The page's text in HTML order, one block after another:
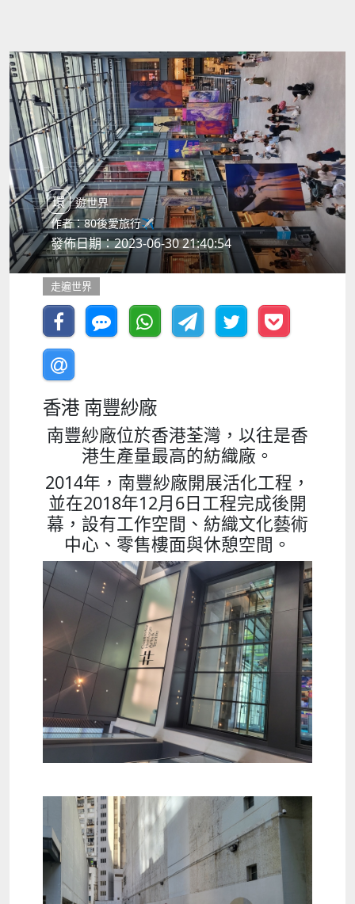
環遊世界
作者：80後愛旅行✈️
發佈日期：2023-06-30 21:40:54
走遍世界
香港 南豐紗廠
南豐紗廠位於香港荃灣，以往是香
港生產量最高的紡織廠。
2014年，南豐紗廠開展活化工程，
並在2018年12月6日工程完成後開
幕，設有工作空間、紡織文化藝術
中心、零售樓面與休憩空間。